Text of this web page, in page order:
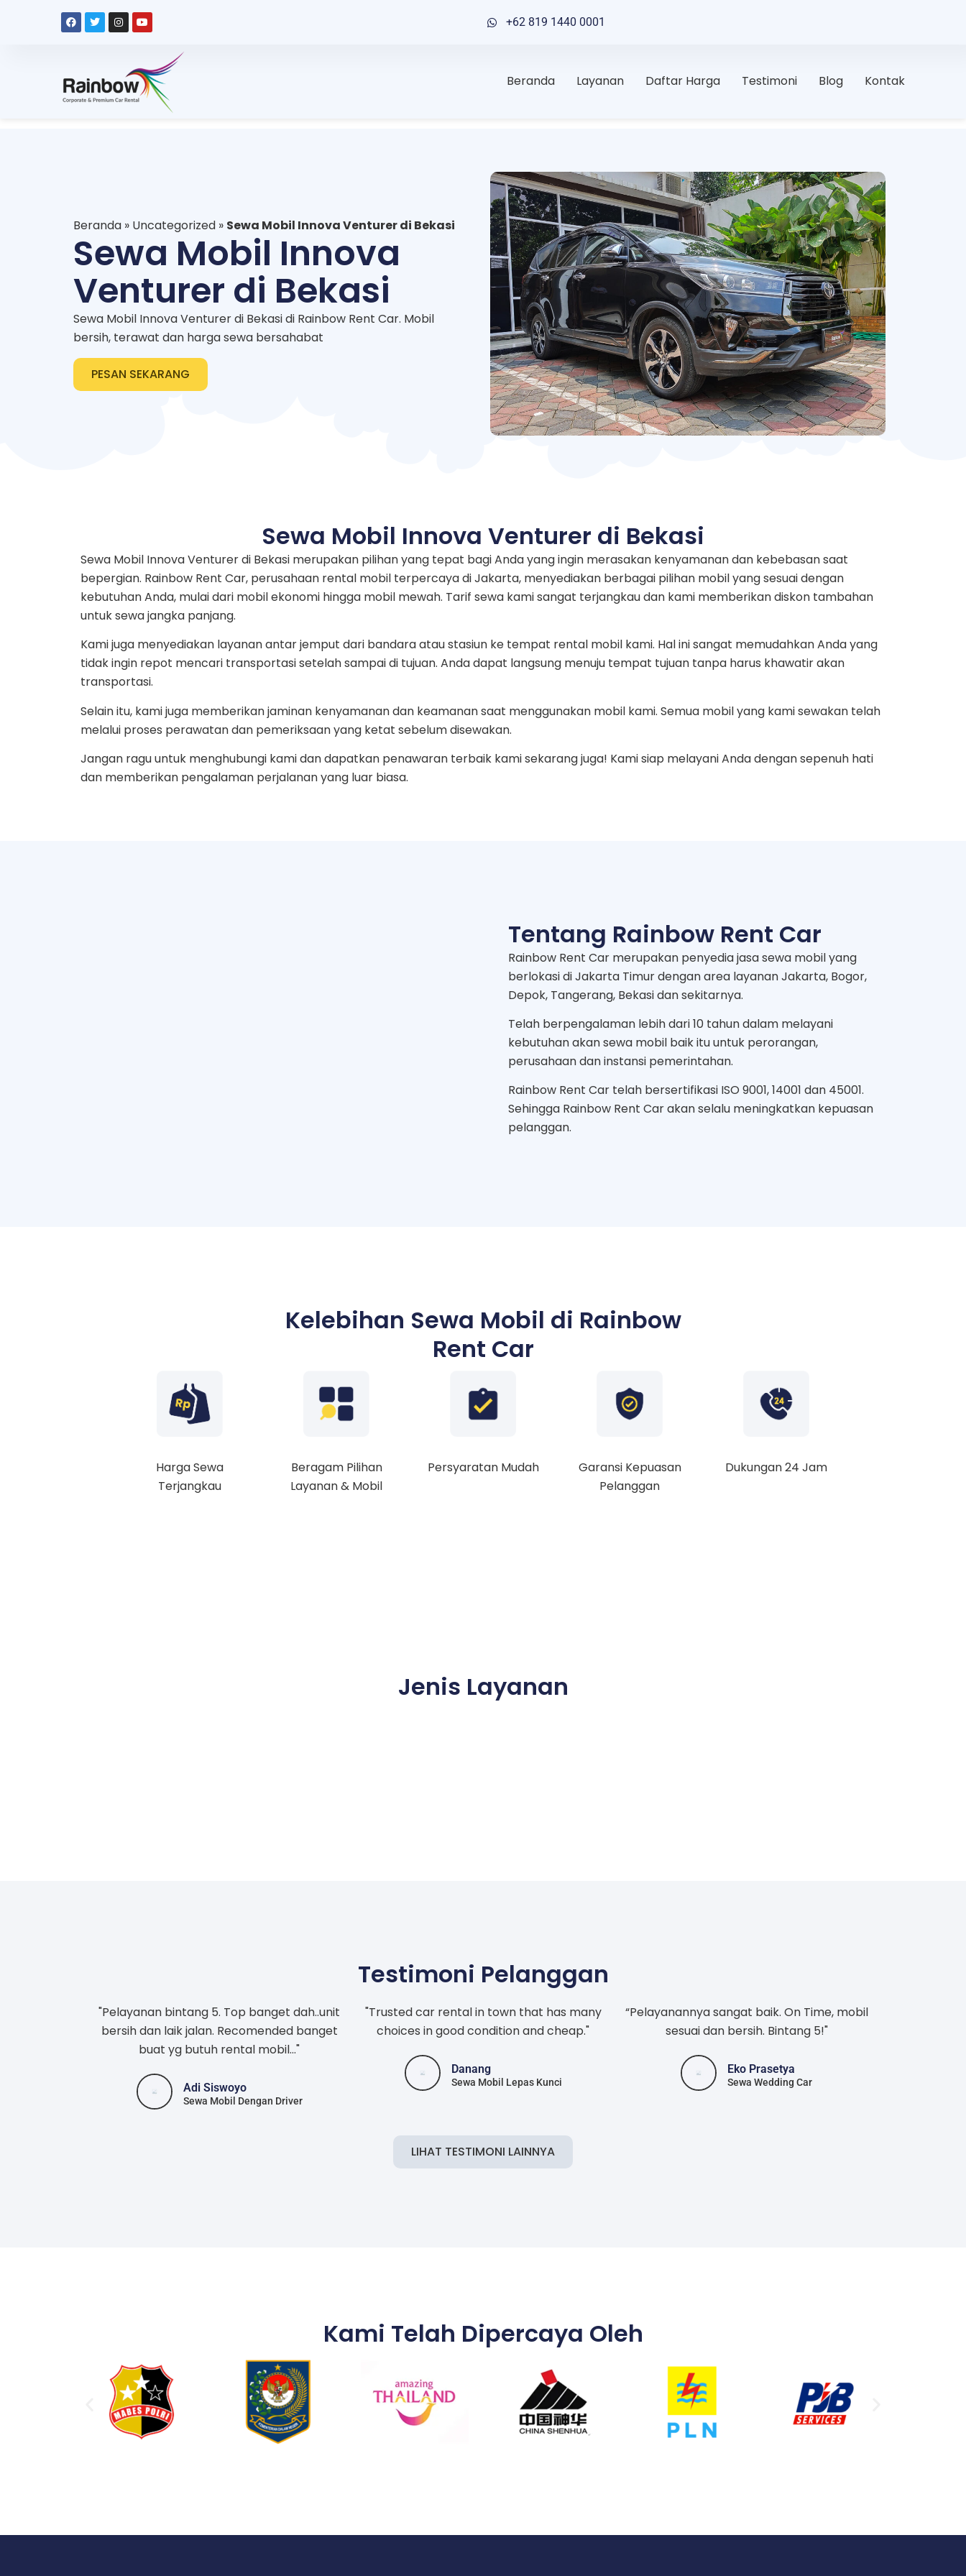
+62 819 1440 0001
Beranda Layanan Daftar Harga Testimoni Blog Kontak
Beranda » Uncategorized » Sewa Mobil Innova Venturer di Bekasi
Sewa Mobil Innova
Venturer di Bekasi
Sewa Mobil Innova Venturer di Bekasi di Rainbow Rent Car. Mobil
bersih, terawat dan harga sewa bersahabat
PESAN SEKARANG
Sewa Mobil Innova Venturer di Bekasi
Sewa Mobil Innova Venturer di Bekasi merupakan pilihan yang tepat bagi Anda yang ingin merasakan kenyamanan dan kebebasan saat
bepergian. Rainbow Rent Car, perusahaan rental mobil terpercaya di Jakarta, menyediakan berbagai pilihan mobil yang sesuai dengan
kebutuhan Anda, mulai dari mobil ekonomi hingga mobil mewah. Tarif sewa kami sangat terjangkau dan kami memberikan diskon tambahan
untuk sewa jangka panjang.
Kami juga menyediakan layanan antar jemput dari bandara atau stasiun ke tempat rental mobil kami. Hal ini sangat memudahkan Anda yang
tidak ingin repot mencari transportasi setelah sampai di tujuan. Anda dapat langsung menuju tempat tujuan tanpa harus khawatir akan
transportasi.
Selain itu, kami juga memberikan jaminan kenyamanan dan keamanan saat menggunakan mobil kami. Semua mobil yang kami sewakan telah
melalui proses perawatan dan pemeriksaan yang ketat sebelum disewakan.
Jangan ragu untuk menghubungi kami dan dapatkan penawaran terbaik kami sekarang juga! Kami siap melayani Anda dengan sepenuh hati
dan memberikan pengalaman perjalanan yang luar biasa.
Tentang Rainbow Rent Car
Rainbow Rent Car merupakan penyedia jasa sewa mobil yang
berlokasi di Jakarta Timur dengan area layanan Jakarta, Bogor,
Depok, Tangerang, Bekasi dan sekitarnya.
Telah berpengalaman lebih dari 10 tahun dalam melayani
kebutuhan akan sewa mobil baik itu untuk perorangan,
perusahaan dan instansi pemerintahan.
Rainbow Rent Car telah bersertifikasi ISO 9001, 14001 dan 45001.
Sehingga Rainbow Rent Car akan selalu meningkatkan kepuasan
pelanggan.
Kelebihan Sewa Mobil di Rainbow
Rent Car
Harga Sewa
Terjangkau
Beragam Pilihan
Layanan & Mobil
Persyaratan Mudah
Garansi Kepuasan
Pelanggan
Dukungan 24 Jam
Jenis Layanan
Testimoni Pelanggan
"Pelayanan bintang 5. Top banget dah..unit
bersih dan laik jalan. Recomended banget
buat yg butuh rental mobil..."
Adi Siswoyo
Sewa Mobil Dengan Driver
"Trusted car rental in town that has many
choices in good condition and cheap."
Danang
Sewa Mobil Lepas Kunci
“Pelayanannya sangat baik. On Time, mobil
sesuai dan bersih. Bintang 5!"
Eko Prasetya
Sewa Wedding Car
LIHAT TESTIMONI LAINNYA
Kami Telah Dipercaya Oleh